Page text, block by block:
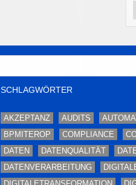
SCHLAGWÖRTER
AKZEPTANZ AUDITS
BPMITEROP
COMPLIANCE
DATEN
DATENQUALITÄT
DATENVERARBEITUNG